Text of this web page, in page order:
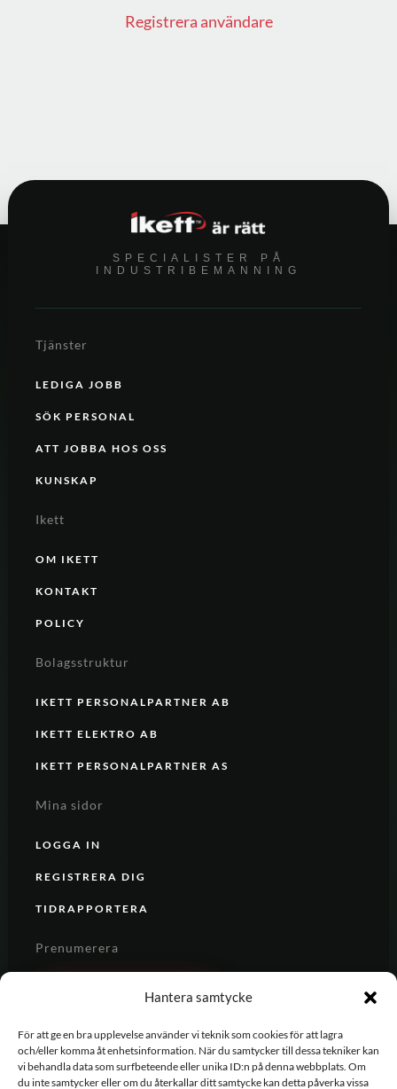
Hantera samtycke
För att ge en bra upplevelse använder vi teknik som cookies för att lagra
och/eller komma åt enhetsinformation. När du samtycker till dessa tekniker kan
vi behandla data som surfbeteende eller unika ID:n på denna webbplats. Om
du inte samtycker eller om du återkallar ditt samtycke kan detta påverka vissa
Registrera användare
SPECIALISTER PÅ
INDUSTRIBEMANNING
Tjänster
LEDIGA JOBB
SÖK PERSONAL
ATT JOBBA HOS OSS
KUNSKAP
Ikett
OM IKETT
KONTAKT
POLICY
Bolagsstruktur
IKETT PERSONALPARTNER AB
IKETT ELEKTRO AB
IKETT PERSONALPARTNER AS
Mina sidor
LOGGA IN
REGISTRERA DIG
TIDRAPPORTERA
Prenumerera
REGISTRERA DIG